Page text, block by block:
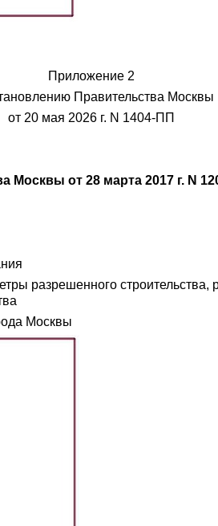
Приложение 2
Правительства Москвы
от 20 мая 2026 г. N 1404-ПП
Москвы от 28 марта 2017 г. N
разрешенного строительства,
Москвы